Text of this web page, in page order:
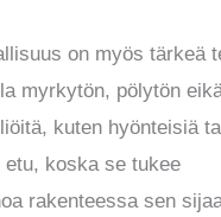
on myös tärkeä
myrkytön, pölytön
kuten hyönteisiä
koska se tukee
rakenteessa sen